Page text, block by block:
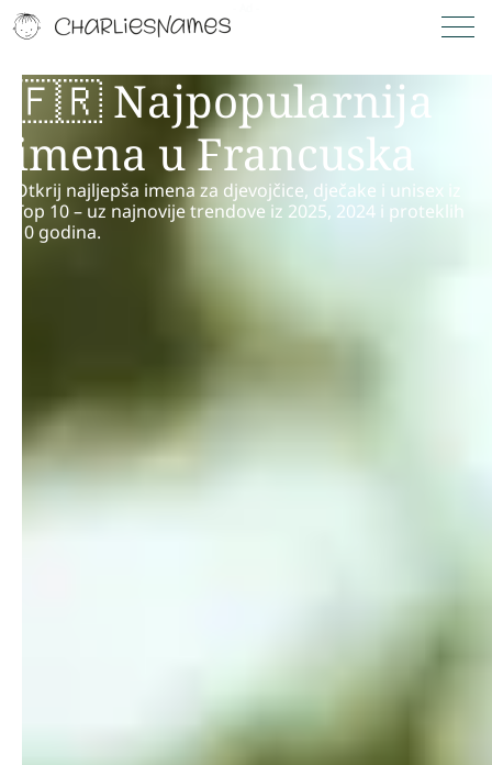
🇫🇷 Najpopularnija
imena u Francuska
Otkrij najljepša imena za djevojčice, dječake i unisex iz
Top 10 – uz najnovije trendove iz 2025, 2024 i proteklih
10 godina.